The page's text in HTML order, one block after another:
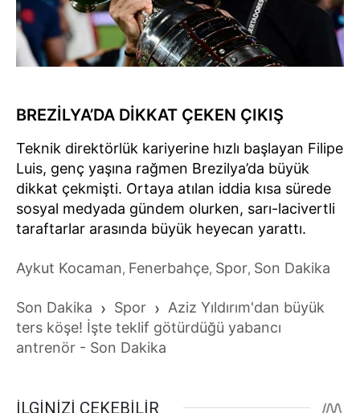
BREZİLYA’DA DİKKAT ÇEKEN ÇIKIŞ
Teknik direktörlük kariyerine hızlı başlayan Filipe
Luis, genç yaşına rağmen Brezilya’da büyük
dikkat çekmişti. Ortaya atılan iddia kısa sürede
sosyal medyada gündem olurken, sarı-lacivertli
taraftarlar arasında büyük heyecan yarattı.
Aykut Kocaman, Fenerbahçe, Spor, Son Dakika
Son Dakika › Spor › Aziz Yıldırım'dan büyük
ters köşe! İşte teklif götürdüğü yabancı
antrenör - Son Dakika